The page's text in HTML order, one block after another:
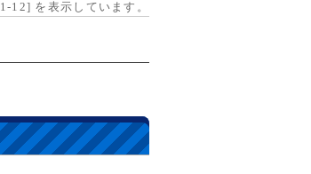
1-12] を表示しています。